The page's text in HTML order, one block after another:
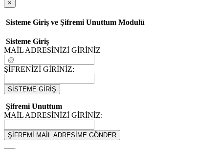
×
Sisteme Giriş ve Şifremi Unuttum Modulü
Sisteme Giriş
MAİL ADRESİNİZİ GİRİNİZ
ŞİFRENİZİ GİRİNİZ:
SİSTEME GİRİŞ
Şifremi Unuttum
MAİL ADRESİNİZİ GİRİNİZ:
ŞİFREMİ MAİL ADRESİME GÖNDER